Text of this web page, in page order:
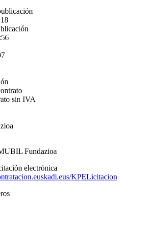
sin IVA
Fundazioa
electrónica
KPELicitacion